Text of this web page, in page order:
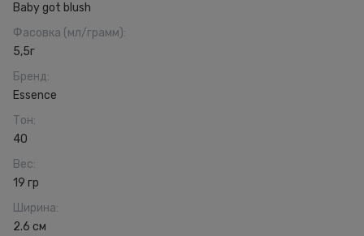
Baby got blush
Фасовка (мл/грамм):
5,5г
Бренд:
Essence
Тон:
40
Вес:
19 гр
Ширина:
2.6 см